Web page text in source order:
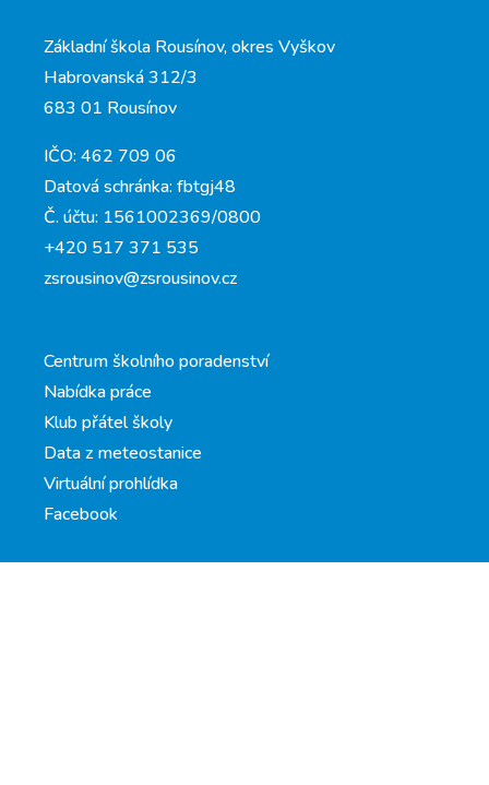
Základní škola Rousínov, okres Vyškov
Habrovanská 312/3
683 01 Rousínov
IČO: 462 709 06
Datová schránka: fbtgj48
Č. účtu: 1561002369/0800
+420 517 371 535
zsrousinov@zsrousinov.cz
Centrum školního poradenství
Nabídka práce
Klub přátel školy
Data z meteostanice
Virtuální prohlídka
Facebook